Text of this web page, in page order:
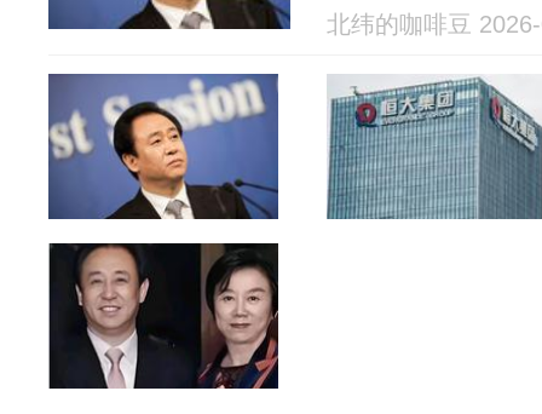
北纬的咖啡豆